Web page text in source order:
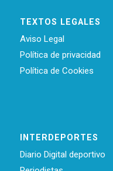
TEXTOS LEGALES
Aviso Legal
Política de privacidad
Política de Cookies
INTERDEPORTES
Diario Digital deportivo